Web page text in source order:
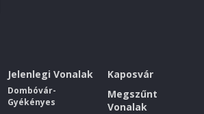
Jelenlegi Vonalak
Dombóvár-
Gyékényes
Kaposvár
Megszűnt
Vonalak